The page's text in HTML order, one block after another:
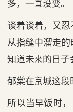
多，一直没变。
谈着谈着，又忍
从指缝中溜走
知道未来的日子
郁棠在京城这段
所以当早饭时